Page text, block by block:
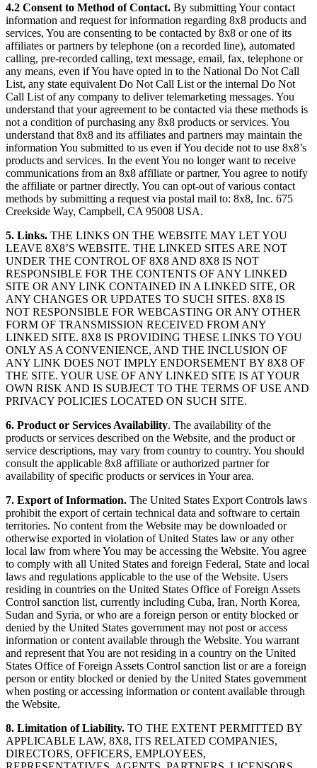
4.2 Consent to Method of Contact. By submitting Your contact
information and request for information regarding 8x8 products and
services, You are consenting to be contacted by 8x8 or one of its
affiliates or partners by telephone (on a recorded line), automated
calling, pre-recorded calling, text message, email, fax, telephone or
any means, even if You have opted in to the National Do Not Call
List, any state equivalent Do Not Call List or the internal Do Not
Call List of any company to deliver telemarketing messages. You
understand that your agreement to be contacted via these methods is
not a condition of purchasing any 8x8 products or services. You
understand that 8x8 and its affiliates and partners may maintain the
information You submitted to us even if You decide not to use 8x8’s
products and services. In the event You no longer want to receive
communications from an 8x8 affiliate or partner, You agree to notify
the affiliate or partner directly. You can opt-out of various contact
methods by submitting a request via postal mail to: 8x8, Inc. 675
Creekside Way, Campbell, CA 95008 USA.
5. Links. THE LINKS ON THE WEBSITE MAY LET YOU
LEAVE 8X8’S WEBSITE. THE LINKED SITES ARE NOT
UNDER THE CONTROL OF 8X8 AND 8X8 IS NOT
RESPONSIBLE FOR THE CONTENTS OF ANY LINKED
SITE OR ANY LINK CONTAINED IN A LINKED SITE, OR
ANY CHANGES OR UPDATES TO SUCH SITES. 8X8 IS
NOT RESPONSIBLE FOR WEBCASTING OR ANY OTHER
FORM OF TRANSMISSION RECEIVED FROM ANY
LINKED SITE. 8X8 IS PROVIDING THESE LINKS TO YOU
ONLY AS A CONVENIENCE, AND THE INCLUSION OF
ANY LINK DOES NOT IMPLY ENDORSEMENT BY 8X8 OF
THE SITE. YOUR USE OF ANY LINKED SITE IS AT YOUR
OWN RISK AND IS SUBJECT TO THE TERMS OF USE AND
PRIVACY POLICIES LOCATED ON SUCH SITE.
6. Product or Services Availability. The availability of the
products or services described on the Website, and the product or
service descriptions, may vary from country to country. You should
consult the applicable 8x8 affiliate or authorized partner for
availability of specific products or services in Your area.
7. Export of Information. The United States Export Controls laws
prohibit the export of certain technical data and software to certain
territories. No content from the Website may be downloaded or
otherwise exported in violation of United States law or any other
local law from where You may be accessing the Website. You agree
to comply with all United States and foreign Federal, State and local
laws and regulations applicable to the use of the Website. Users
residing in countries on the United States Office of Foreign Assets
Control sanction list, currently including Cuba, Iran, North Korea,
Sudan and Syria, or who are a foreign person or entity blocked or
denied by the United States government may not post or access
information or content available through the Website. You warrant
and represent that You are not residing in a country on the United
States Office of Foreign Assets Control sanction list or are a foreign
person or entity blocked or denied by the United States government
when posting or accessing information or content available through
the Website.
8. Limitation of Liability. TO THE EXTENT PERMITTED BY
APPLICABLE LAW, 8X8, ITS RELATED COMPANIES,
DIRECTORS, OFFICERS, EMPLOYEES,